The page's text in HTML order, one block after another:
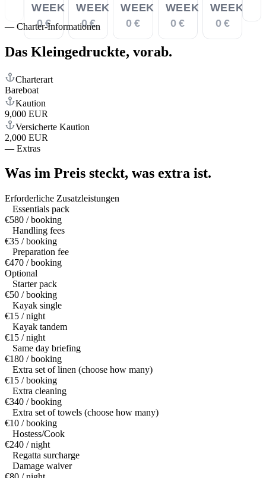
WEEK
0 €
WEEK
0 €
WEEK
0 €
WEEK
0 €
WEEK
0 €
— Charter-Informationen
Das Kleingedruckte, vorab.
Charterart
Bareboat
Kaution
9,000 EUR
Versicherte Kaution
2,000 EUR
— Extras
Was im Preis steckt, was extra ist.
Erforderliche Zusatzleistungen
Essentials pack
€580 / booking
Handling fees
€35 / booking
Preparation fee
€470 / booking
Optional
Starter pack
€50 / booking
Kayak single
€15 / night
Kayak tandem
€15 / night
Same day briefing
€180 / booking
Extra set of linen (choose how many)
€15 / booking
Extra cleaning
€340 / booking
Extra set of towels (choose how many)
€10 / booking
Hostess/Cook
€240 / night
Regatta surcharge
Damage waiver